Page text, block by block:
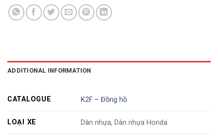
ADDITIONAL INFORMATION
CATALOGUE K2F – Đồng hồ
LOẠI XE Dàn nhựa, Dàn nhựa Honda